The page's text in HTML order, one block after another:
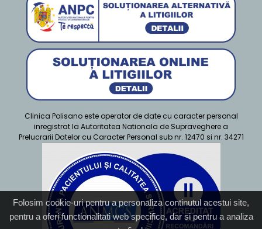
Folosim cookie-uri pentru a personaliza continutul acestui site,
pentru a oferi functionalitati web specifice, dar si pentru a analiza
Clinica Polisano este operator de date cu caracter personal
inregistrat la Autoritatea Nationala de Supraveghere a
Prelucrarii Datelor cu Caracter Personal sub nr. 12470 si nr. 34271